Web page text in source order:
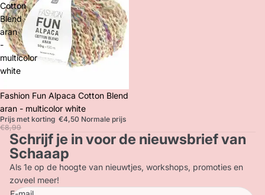
Cotton
Blend
aran
-
multicolor
white
Korting
Fashion Fun Alpaca Cotton Blend
aran - multicolor white
Prijs met korting €4,50 Normale prijs
€8,99
Schrijf je in voor de nieuwsbrief van
Schaaap
Als 1e op de hoogte van nieuwtjes, workshops, promoties en
zoveel meer!
Privacybeleid
Terugbetalingsbeleid
Contactgegevens